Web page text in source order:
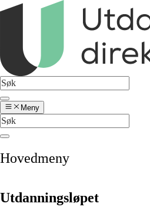
Meny
Hovedmeny
Utdanningsløpet